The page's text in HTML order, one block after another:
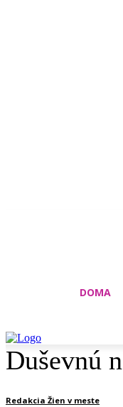
DOMA
Duševnú
Redakcia Žien v meste